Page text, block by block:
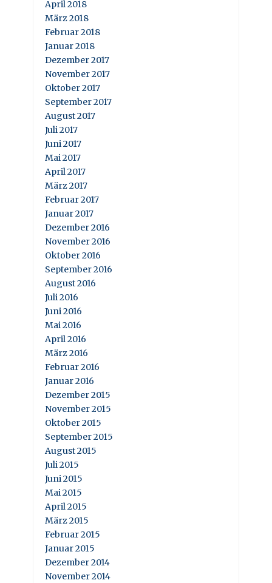
April 2018
März 2018
Februar 2018
Januar 2018
Dezember 2017
November 2017
Oktober 2017
September 2017
August 2017
Juli 2017
Juni 2017
Mai 2017
April 2017
März 2017
Februar 2017
Januar 2017
Dezember 2016
November 2016
Oktober 2016
September 2016
August 2016
Juli 2016
Juni 2016
Mai 2016
April 2016
März 2016
Februar 2016
Januar 2016
Dezember 2015
November 2015
Oktober 2015
September 2015
August 2015
Juli 2015
Juni 2015
Mai 2015
April 2015
März 2015
Februar 2015
Januar 2015
Dezember 2014
November 2014